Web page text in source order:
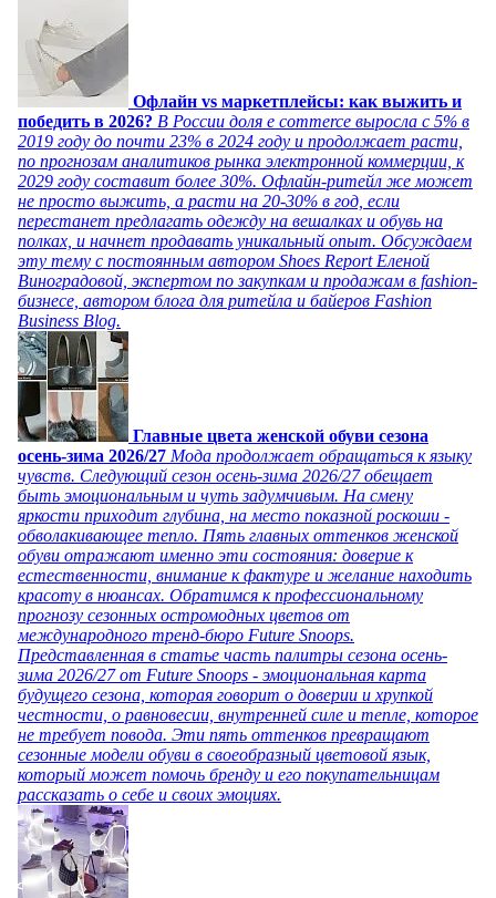
Офлайн vs маркетплейсы: как выжить и
победить в 2026? В России доля e commerce выросла с 5% в
2019 году до почти 23% в 2024 году и продолжает расти,
по прогнозам аналитиков рынка электронной коммерции, к
2029 году составит более 30%. Офлайн-ритейл же может
не просто выжить, а расти на 20-30% в год, если
перестанет предлагать одежду на вешалках и обувь на
полках, и начнет продавать уникальный опыт. Обсуждаем
эту тему с постоянным автором Shoes Report Еленой
Виноградовой, экспертом по закупкам и продажам в fashion-
бизнесе, автором блога для ритейла и байеров Fashion
Business Blog.
Главные цвета женской обуви сезона
осень-зима 2026/27 Мода продолжает обращаться к языку
чувств. Следующий сезон осень-зима 2026/27 обещает
быть эмоциональным и чуть задумчивым. На смену
яркости приходит глубина, на место показной роскоши -
обволакивающее тепло. Пять главных оттенков женской
обуви отражают именно эти состояния: доверие к
естественности, внимание к фактуре и желание находить
красоту в нюансах. Обратимся к профессиональному
прогнозу сезонных остромодных цветов от
международного тренд-бюро Future Snoops.
Представленная в статье часть палитры сезона осень-
зима 2026/27 от Future Snoops - эмоциональная карта
будущего сезона, которая говорит о доверии и хрупкой
честности, о равновесии, внутренней силе и тепле, которое
не требует повода. Эти пять оттенков превращают
сезонные модели обуви в своеобразный цветовой язык,
который может помочь бренду и его покупательницам
рассказать о себе и своих эмоциях.